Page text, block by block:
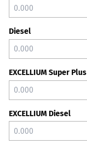
Diesel
EXCELLIUM Super Plus
EXCELLIUM Diesel